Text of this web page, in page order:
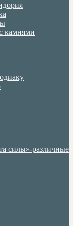
камнями
силы»-различные